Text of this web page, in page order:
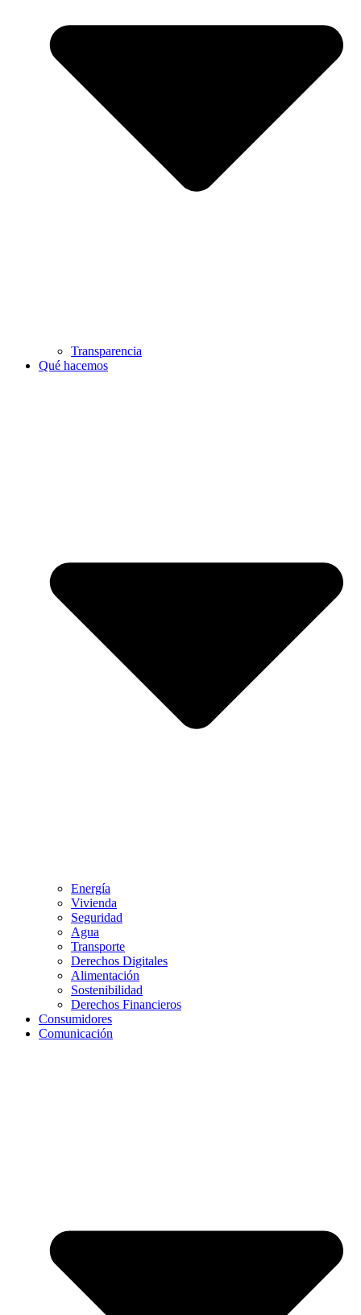
Transparencia
Qué hacemos
Energía
Vivienda
Seguridad
Agua
Transporte
Derechos Digitales
Alimentación
Sostenibilidad
Derechos Financieros
Consumidores
Comunicación